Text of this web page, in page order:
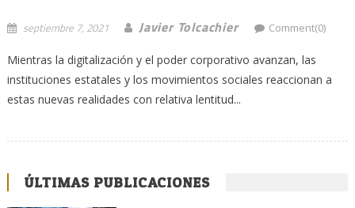
septiembre 7, 2021 Javier Tolcachier Comment(0)
Mientras la digitalización y el poder corporativo avanzan, las
instituciones estatales y los movimientos sociales reaccionan a
estas nuevas realidades con relativa lentitud...
ÚLTIMAS PUBLICACIONES